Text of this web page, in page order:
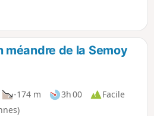
méandre de la Semoy
-174 m 3h 00
Facile